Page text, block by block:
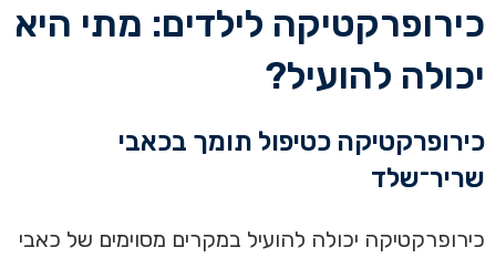
כירופרקטיקה לילדים: מתי היא
יכולה להועיל?
כירופרקטיקה כטיפול תומך בכאבי
שריר־שלד
כירופרקטיקה יכולה להועיל במקרים מסוימים של כאבי